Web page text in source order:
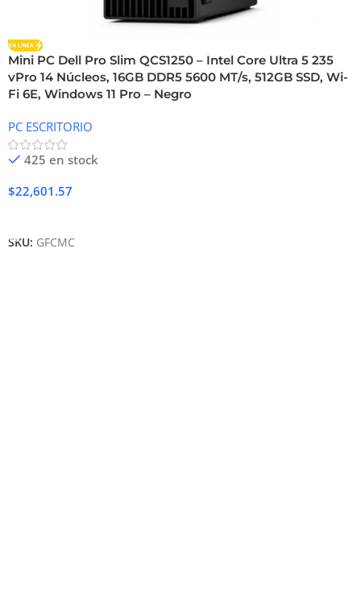
Mini PC Dell Pro Slim QCS1250 – Intel Core Ultra 5 235
vPro 14 Núcleos, 16GB DDR5 5600 MT/s, 512GB SSD, Wi-
Fi 6E, Windows 11 Pro – Negro
PC ESCRITORIO
425 en stock
$22,601.57
SKU: GFCMC